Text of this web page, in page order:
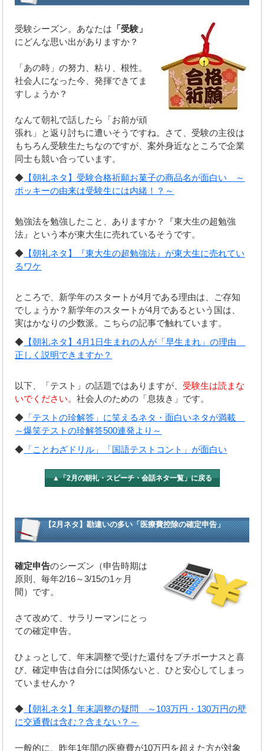
受験シーズン。あなたは 「受験」
にどんな思い出がありますか？
「あの時」の努力、粘り、根性。
社会人になった今、発揮できてま
すしょうか？
なんて朝礼で話したら「お前が頑
張れ」と返り討ちに遭いそうですね。さて、受験の主役は
もちろん受験生たちなのですが、案外身近なところで企業
同士も競い合っています。
◆ 【朝礼ネタ】受験合格祈願お菓子の商品名が面白い ～
ポッキーの由来は受験生には内緒！？～
勉強法を勉強したこと、ありますか？『東大生の超勉強
法』という本が東大生に売れているそうです。
◆ 【朝礼ネタ】『東大生の超勉強法』が東大生に売れてい
るワケ
ところで、新学年のスタートが4月である理由は、ご存知
でしょうか？新学年のスタートが4月であるという国は、
実はかなりの少数派。こちらの記事で触れています。
◆ 【朝礼ネタ】4月1日生まれの人が「早生まれ」の理由
正しく説明できますか？
以下、「テスト」の話題ではありますが、 受験生は読まな
いでください。社会人のための「息抜き」です。
◆ 「テストの珍解答」に笑えるネタ・面白いネタが満載
～爆笑テストの珍解答500連発より～
◆ 「ことわざドリル」「国語テストコント」が面白い
▲「2月の朝礼・スピーチ・会話ネタ一覧」に戻る
【2月ネタ】勘違いの多い「医療費控除の確定申告」
確定申告のシーズン（申告時期は
原則、毎年2/16～3/15の1ヶ月
間）です。
さて改めて、サラリーマンにとっ
ての確定申告。
ひょっとして、年末調整で受けた還付をプチボーナスと喜
び、確定申告は自分には関係ないと、ひと安心してしまっ
ていませんか？
◆ 【朝礼ネタ】年末調整の疑問 ～103万円・130万円の壁
に交通費は含む？含まない？～
一般的に、昨年1年間の医療費が10万円を超えた方が対象